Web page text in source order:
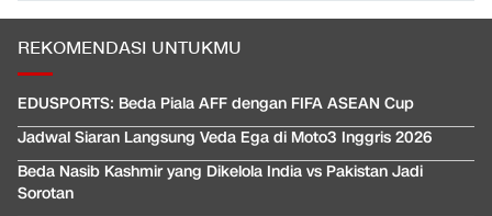
REKOMENDASI UNTUKMU
EDUSPORTS: Beda Piala AFF dengan FIFA ASEAN Cup
Jadwal Siaran Langsung Veda Ega di Moto3 Inggris 2026
Beda Nasib Kashmir yang Dikelola India vs Pakistan Jadi
Sorotan